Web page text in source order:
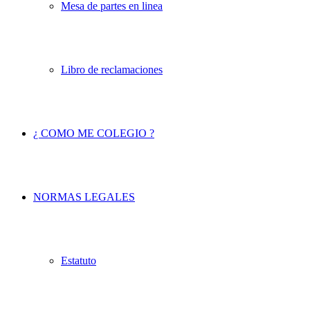
Mesa de partes en linea
Libro de reclamaciones
¿ COMO ME COLEGIO ?
NORMAS LEGALES
Estatuto